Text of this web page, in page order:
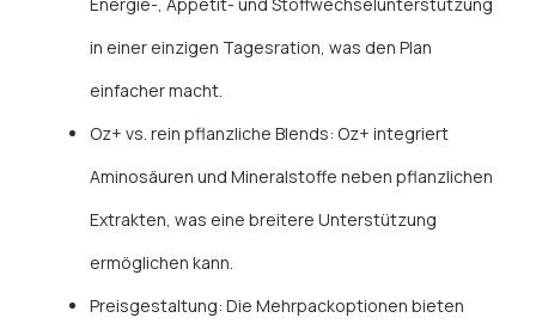
in einer einzigen Tagesration, was den Plan
einfacher macht.
Oz+ vs. rein pflanzliche Blends: Oz+ integriert
Aminosäuren und Mineralstoffe neben pflanzlichen
Extrakten, was eine breitere Unterstützung
ermöglichen kann.
Preisgestaltung: Die Mehrpackoptionen bieten